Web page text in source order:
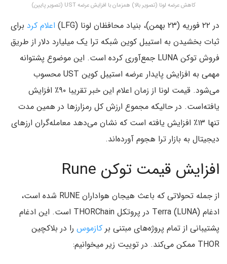
کاهش عرضه لونا (تصویر بالا) همزمان با افزایش عرضه UST (تصویر پایین)
در ۲۲ فوریه (۲۳ بهمن)، بنیاد محافظان لونا (LFG) اعلام کرد برای
ثبات بخشیدن به استیبل کوین شبکه ترا یک میلیارد دلار از طریق
فروش توکن LUNA جمع‌آوری کرده است. این موضوع پشتوانه
مهمی به افزایش پایدار عرضه استیبل کوین UST محسوب
می‌شود. قیمت لونا از زمان اعلام این خبر تقریبا ۹۰٪ افزایش
یافته‌است. در حالیکه مجموع ارزش کل رمزارزها در همین مدت
تنها ۱۳٪ افزایش یافته است که نشان می‌دهد معامله‌گران ارزهای
دیجیتال به بازار ترا هجوم آورده‌اند.
افزایش قیمت توکن Rune
از جمله تحولاتی که باعث هیجان هواداران RUNE شده است،
ادغام Terra (LUNA) در پروتکل THORChain است. این ادغام
پشتیبانی از تمام پروژه‌های مبتنی بر کازموس را در بلاکچین
THOR ممکن می‌کند. در توییت زیر میخوانیم‌: